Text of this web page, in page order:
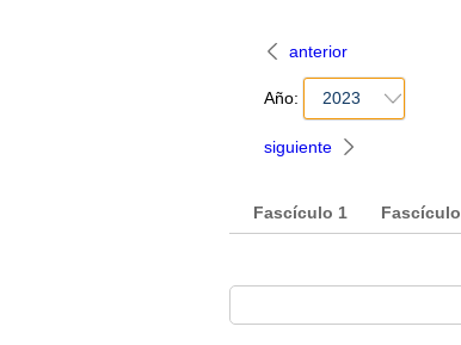
anterior
Año: 2023
siguiente
Fascículo 1 Fascículo